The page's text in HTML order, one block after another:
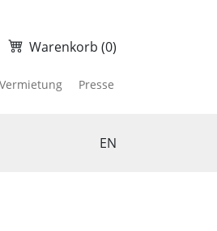
Warenkorb (0)
Vermietung Presse
EN